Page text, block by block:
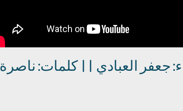
جعفر العبادي || كلمات: ناصرة